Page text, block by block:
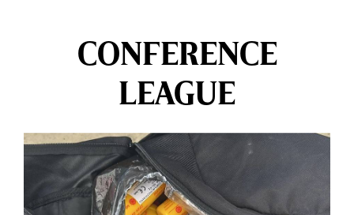
CONFERENCE
LEAGUE